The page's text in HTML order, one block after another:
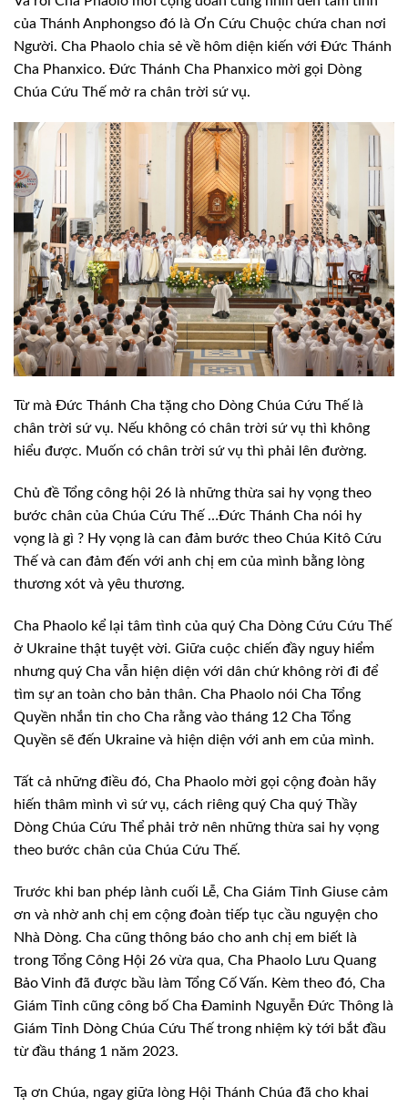
của Thánh Anphongso đó là Ơn Cứu Chuộc chứa chan nơi
Người. Cha Phaolo chia sẻ về hôm diện kiến với Đức Thánh
Cha Phanxico. Đức Thánh Cha Phanxico mời gọi Dòng
Chúa Cứu Thế mở ra chân trời sứ vụ.
Từ mà Đức Thánh Cha tặng cho Dòng Chúa Cứu Thế là
chân trời sứ vụ. Nếu không có chân trời sứ vụ thì không
hiểu được. Muốn có chân trời sứ vụ thì phải lên đường.
Chủ đề Tổng công hội 26 là những thừa sai hy vọng theo
bước chân của Chúa Cứu Thế …Đức Thánh Cha nói hy
vọng là gì ? Hy vọng là can đảm bước theo Chúa Kitô Cứu
Thế và can đảm đến với anh chị em của mình bằng lòng
thương xót và yêu thương.
Cha Phaolo kể lại tâm tình của quý Cha Dòng Cứu Cứu Thế
ở Ukraine thật tuyệt vời. Giữa cuộc chiến đầy nguy hiểm
nhưng quý Cha vẫn hiện diện với dân chứ không rời đi để
tìm sự an toàn cho bản thân. Cha Phaolo nói Cha Tổng
Quyền nhắn tin cho Cha rằng vào tháng 12 Cha Tổng
Quyền sẽ đến Ukraine và hiện diện với anh em của mình.
Tất cả những điều đó, Cha Phaolo mời gọi cộng đoàn hãy
hiến thâm mình vì sứ vụ, cách riêng quý Cha quý Thầy
Dòng Chúa Cứu Thể phải trở nên những thừa sai hy vọng
theo bước chân của Chúa Cứu Thế.
Trước khi ban phép lành cuối Lễ, Cha Giám Tỉnh Giuse cảm
ơn và nhờ anh chị em cộng đoàn tiếp tục cầu nguyện cho
Nhà Dòng. Cha cũng thông báo cho anh chị em biết là
trong Tổng Công Hội 26 vừa qua, Cha Phaolo Lưu Quang
Bảo Vinh đã được bầu làm Tổng Cố Vấn. Kèm theo đó, Cha
Giám Tỉnh cũng công bố Cha Đaminh Nguyễn Đức Thông là
Giám Tỉnh Dòng Chúa Cứu Thế trong nhiệm kỳ tới bắt đầu
từ đầu tháng 1 năm 2023.
Tạ ơn Chúa, ngay giữa lòng Hội Thánh Chúa đã cho khai